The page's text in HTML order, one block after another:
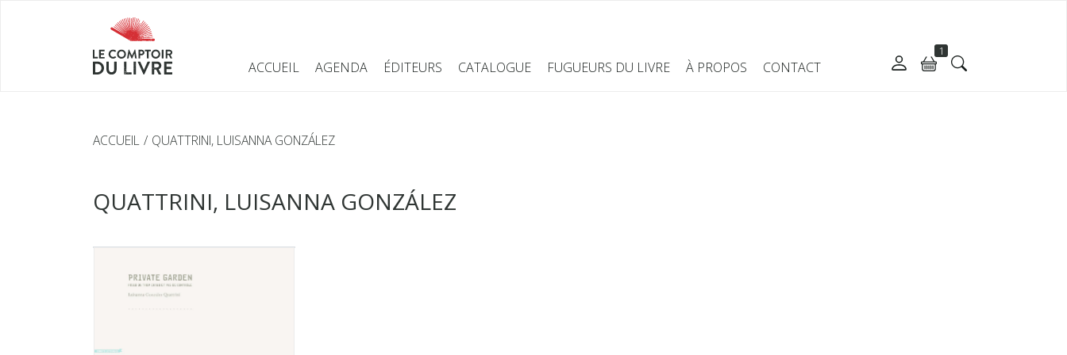
ACCUEIL AGENDA ÉDITEURS CATALOGUE FUGUEURS DU LIVRE À PROPOS CONTACT
1
ACCUEIL QUATTRINI, LUISANNA GONZÁLEZ
QUATTRINI, LUISANNA GONZÁLEZ